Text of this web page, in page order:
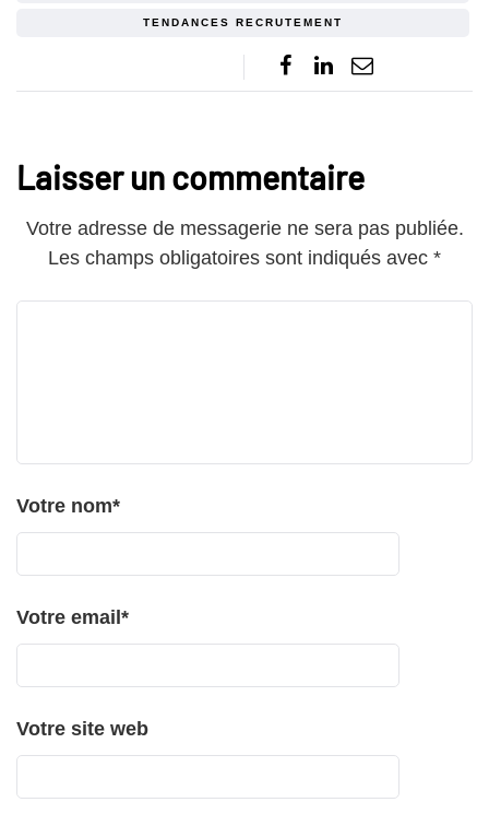
TENDANCES RECRUTEMENT
Laisser un commentaire
Votre adresse de messagerie ne sera pas publiée.
Les champs obligatoires sont indiqués avec *
Votre nom*
Votre email*
Votre site web